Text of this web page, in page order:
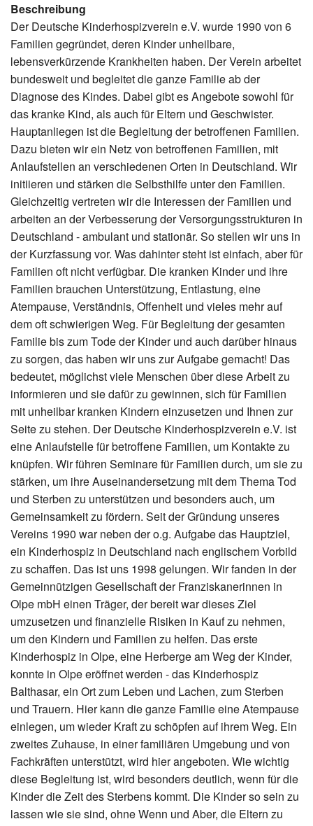
Beschreibung
Der Deutsche Kinderhospizverein e.V. wurde 1990 von 6
Familien gegründet, deren Kinder unheilbare,
lebensverkürzende Krankheiten haben. Der Verein arbeitet
bundesweit und begleitet die ganze Familie ab der
Diagnose des Kindes. Dabei gibt es Angebote sowohl für
das kranke Kind, als auch für Eltern und Geschwister.
Hauptanliegen ist die Begleitung der betroffenen Familien.
Dazu bieten wir ein Netz von betroffenen Familien, mit
Anlaufstellen an verschiedenen Orten in Deutschland. Wir
initiieren und stärken die Selbsthilfe unter den Familien.
Gleichzeitig vertreten wir die Interessen der Familien und
arbeiten an der Verbesserung der Versorgungsstrukturen in
Deutschland - ambulant und stationär. So stellen wir uns in
der Kurzfassung vor. Was dahinter steht ist einfach, aber für
Familien oft nicht verfügbar. Die kranken Kinder und ihre
Familien brauchen Unterstützung, Entlastung, eine
Atempause, Verständnis, Offenheit und vieles mehr auf
dem oft schwierigen Weg. Für Begleitung der gesamten
Familie bis zum Tode der Kinder und auch darüber hinaus
zu sorgen, das haben wir uns zur Aufgabe gemacht! Das
bedeutet, möglichst viele Menschen über diese Arbeit zu
informieren und sie dafür zu gewinnen, sich für Familien
mit unheilbar kranken Kindern einzusetzen und Ihnen zur
Seite zu stehen. Der Deutsche Kinderhospizverein e.V. ist
eine Anlaufstelle für betroffene Familien, um Kontakte zu
knüpfen. Wir führen Seminare für Familien durch, um sie zu
stärken, um ihre Auseinandersetzung mit dem Thema Tod
und Sterben zu unterstützen und besonders auch, um
Gemeinsamkeit zu fördern. Seit der Gründung unseres
Vereins 1990 war neben der o.g. Aufgabe das Hauptziel,
ein Kinderhospiz in Deutschland nach englischem Vorbild
zu schaffen. Das ist uns 1998 gelungen. Wir fanden in der
Gemeinnützigen Gesellschaft der Franziskanerinnen in
Olpe mbH einen Träger, der bereit war dieses Ziel
umzusetzen und finanzielle Risiken in Kauf zu nehmen,
um den Kindern und Familien zu helfen. Das erste
Kinderhospiz in Olpe, eine Herberge am Weg der Kinder,
konnte in Olpe eröffnet werden - das Kinderhospiz
Balthasar, ein Ort zum Leben und Lachen, zum Sterben
und Trauern. Hier kann die ganze Familie eine Atempause
einlegen, um wieder Kraft zu schöpfen auf ihrem Weg. Ein
zweites Zuhause, in einer familiären Umgebung und von
Fachkräften unterstützt, wird hier angeboten. Wie wichtig
diese Begleitung ist, wird besonders deutlich, wenn für die
Kinder die Zeit des Sterbens kommt. Die Kinder so sein zu
lassen wie sie sind, ohne Wenn und Aber, die Eltern zu